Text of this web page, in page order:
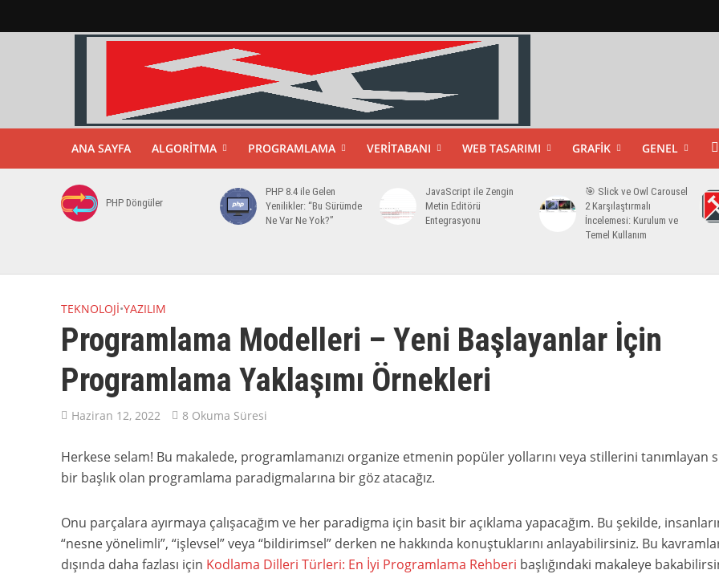
ANA SAYFA ALGORITMA PROGRAMLAMA VERITABANI WEB TASARIMI GRAFIK GENEL
PHP Döngüler
PHP 8.4 ile Gelen
Yenilikler: “Bu Sürümde
Ne Var Ne Yok?”
JavaScript ile Zengin
Metin Editörü
Entegrasyonu
🎯 Slick ve Owl Carousel
2 Karşılaştırmalı
İncelemesi: Kurulum ve
Temel Kullanım
TEKNOLOJI•YAZILIM
Programlama Modelleri – Yeni Başlayanlar İçin
Programlama Yaklaşımı Örnekleri
Haziran 12, 2022 8 Okuma Süresi
Herkese selam! Bu makalede, programlamanızı organize etmenin popüler yollarını veya stillerini tanımlayan
bir başlık olan programlama paradigmalarına bir göz atacağız.
Onu parçalara ayırmaya çalışacağım ve her paradigma için basit bir açıklama yapacağım. Bu şekilde,
“nesne yönelimli”, “işlevsel” veya “bildirimsel” derken ne hakkında konuştuklarını anlayabilirsiniz. Bu
dışında daha fazlası için Kodlama Dilleri Türleri: En İyi Programlama Rehberi başlığındaki makaleye